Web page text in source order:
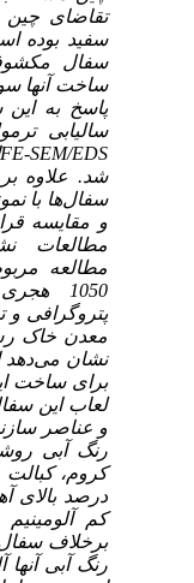
تقاضای چین
سفید بوده
سفال
ساخت آنها
پاسخ به این
سالیابی
FE-SEM/EDS
شد. علاوه
سفال‌ها با
و مقایسه
مطالعات
1050
پتروگرافی و
معدن خاک
نشان می‌دهد
برای ساخت
لعاب این
و عناصر
رنگ آبی
کروم،
درصد بالای
کم آلومینیم
برخلاف
رنگ آبی آنها